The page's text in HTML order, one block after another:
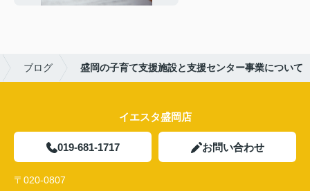
ブログ 盛岡の子育て支援施設と支援センター事業について
イエスタ盛岡店
019-681-1717 お問い合わせ
〒020-0807